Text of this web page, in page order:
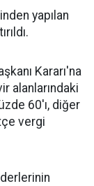
yapılan
Kararı'na
alanlarındaki
60'ı, diğer
vergi